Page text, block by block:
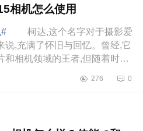
相机怎么使用
柯达,这个名字对于摄影爱
说,充满了怀旧与回忆。曾经,它
和相机领域的王者,但随着时间
了巅峰。下面小编为大家介
276 0